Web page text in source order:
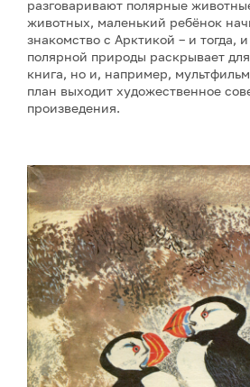
разговаривают полярные
животных, маленький ребёнок
знакомство с Арктикой – и тогда,
полярной природы раскрывает
книга, но и, например,
план выходит художественное
произведения.